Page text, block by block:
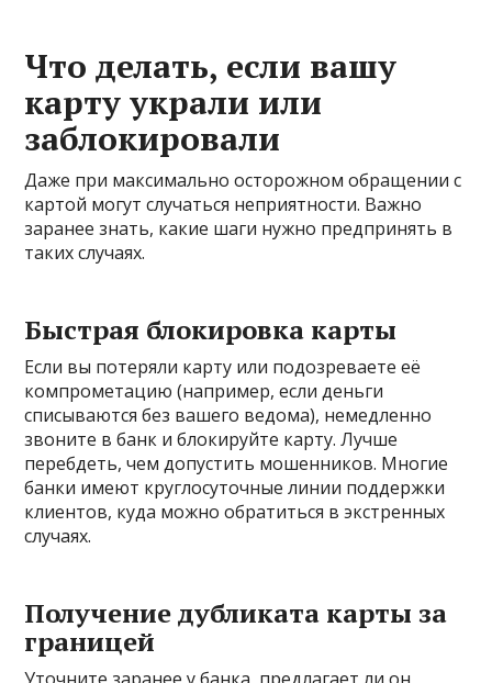
Что делать, если вашу
карту украли или
заблокировали
Даже при максимально осторожном обращении с
картой могут случаться неприятности. Важно
заранее знать, какие шаги нужно предпринять в
таких случаях.
Быстрая блокировка карты
Если вы потеряли карту или подозреваете её
компрометацию (например, если деньги
списываются без вашего ведома), немедленно
звоните в банк и блокируйте карту. Лучше
перебдеть, чем допустить мошенников. Многие
банки имеют круглосуточные линии поддержки
клиентов, куда можно обратиться в экстренных
случаях.
Получение дубликата карты за
границей